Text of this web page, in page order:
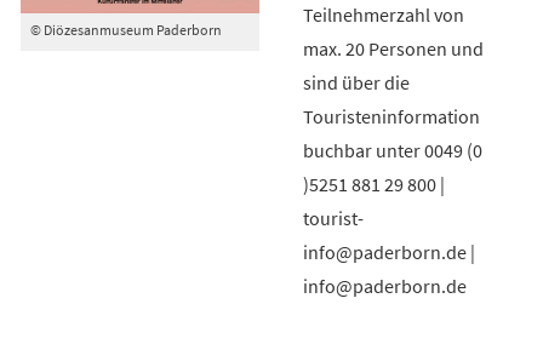
© Diözesanmuseum Paderborn
Teilnehmerzahl von
max. 20 Personen und
sind über die
Touristeninformation
buchbar unter 0049 (0
)5251 881 29 800 |
tourist-
info@paderborn.de |
info@paderborn.de